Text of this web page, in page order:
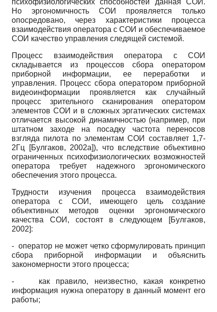
психофизиологических способностей данная СОИ.
Но эргономичность СОИ проявляется только
опосредовано, через характеристики процесса
взаимодействия оператора с СОИ и обеспечиваемое
СОИ качество управления следящей системой.
Процесс взаимодействия оператора с СОИ
складывается из процессов сбора оператором
приборной информации, ее переработки и
управления. Процесс сбора оператором приборной
видеоинформации проявляется как случайный
процесс зрительного сканирования оператором
элементов СОИ и в сложных эргатических системах
отличается высокой динамичностью (например, при
штатном заходе на посадку частота переносов
взгляда пилота по элементам СОИ составляет 1,7-
2Гц
[Булгаков, 2002а]), что вследствие объективно
ограниченных психофизиологических возможностей
оператора требует надежного эргономического
обеспечения этого процесса.
Трудности изучения процесса взаимодействия
оператора с СОИ, имеющего цель создание
объективных методов оценки эргономического
качества СОИ, состоят в следующем
[Булгаков,
2002]:
- оператор не может четко сформулировать принцип
сбора приборной информации и объяснить
закономерности этого процесса;
- как правило, неизвестно, какая конкретно
информация нужна оператору в данный момент его
работы;